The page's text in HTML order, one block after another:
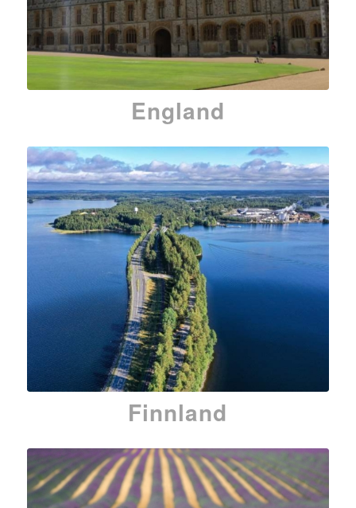
England
Finnland